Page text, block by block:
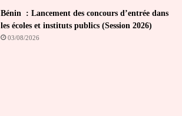
Bénin : Lancement des concours d’entrée dans
les écoles et instituts publics (Session 2026)
03/08/2026